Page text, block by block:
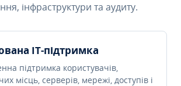
інфраструктури та аудиту.
IT-підтримка
підтримка користувачів,
місць, серверів, мережі, доступів і